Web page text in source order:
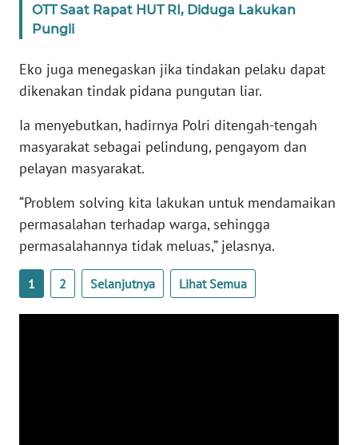
OTT Saat Rapat HUT RI, Diduga Lakukan
Pungli
Eko juga menegaskan jika tindakan pelaku dapat
dikenakan tindak pidana pungutan liar.
Ia menyebutkan, hadirnya Polri ditengah-tengah
masyarakat sebagai pelindung, pengayom dan
pelayan masyarakat.
“Problem solving kita lakukan untuk mendamaikan
permasalahan terhadap warga, sehingga
permasalahannya tidak meluas,” jelasnya.
1 2 Selanjutnya Lihat Semua
WN
SULTENG
WN
SULBAR
WN
BABEL
SUMBAR
WN